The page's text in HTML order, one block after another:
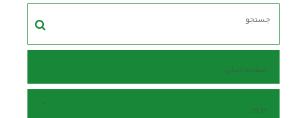
صفحه اصلی
مرور